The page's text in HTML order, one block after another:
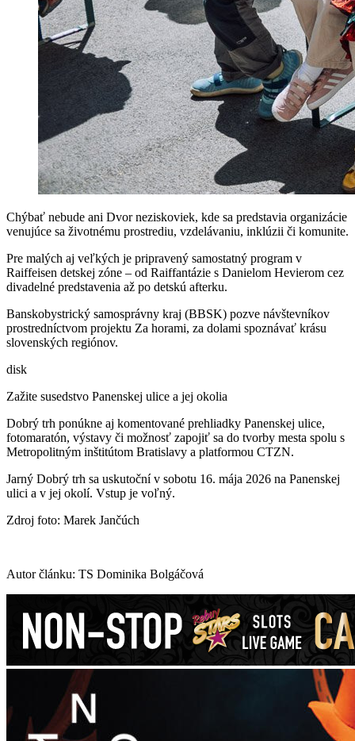
Chýbať nebude ani Dvor neziskoviek, kde sa predstavia organizácie
venujúce sa životnému prostrediu, vzdelávaniu, inklúzii či komunite.
Pre malých aj veľkých je pripravený samostatný program v
Raiffeisen detskej zóne – od Raiffantázie s Danielom Hevierom cez
divadelné predstavenia až po detskú afterku.
Banskobystrický samosprávny kraj (BBSK) pozve návštevníkov
prostredníctvom projektu Za horami, za dolami spoznávať krásu
slovenských regiónov.
disk
Zažite susedstvo Panenskej ulice a jej okolia
Dobrý trh ponúkne aj komentované prehliadky Panenskej ulice,
fotomaratón, výstavy či možnosť zapojiť sa do tvorby mesta spolu s
Metropolitným inštitútom Bratislavy a platformou CTZN.
Jarný Dobrý trh sa uskutoční v sobotu 16. mája 2026 na Panenskej
ulici a v jej okolí. Vstup je voľný.
Zdroj foto: Marek Jančúch
Autor článku: TS Dominika Bolgáčová